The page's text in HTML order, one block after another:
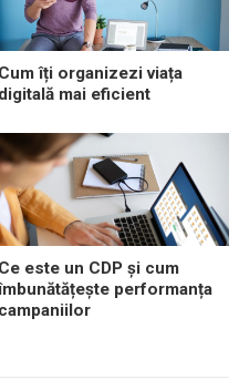
Cum îți organizezi viața
digitală mai eficient
Ce este un CDP și cum
performanța
campaniilor